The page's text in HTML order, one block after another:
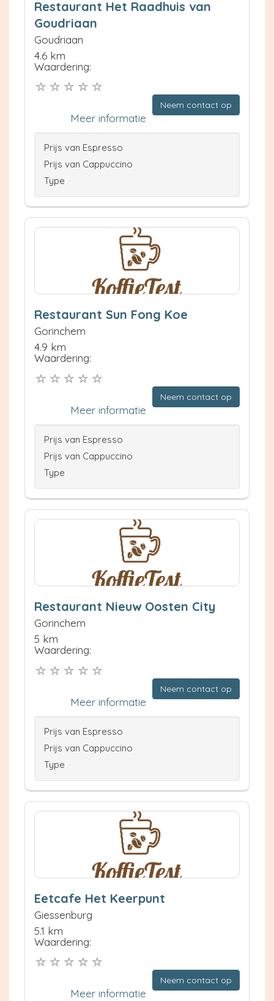
Restaurant Het Raadhuis van
Goudriaan
Goudriaan
4.6 km
Waardering:
Neem contact op
Meer informatie
Prijs van Espresso
Prijs van Cappuccino
Type
Restaurant Sun Fong Koe
Gorinchem
4.9 km
Waardering:
Neem contact op
Meer informatie
Prijs van Espresso
Prijs van Cappuccino
Type
Restaurant Nieuw Oosten City
Gorinchem
5 km
Waardering:
Neem contact op
Meer informatie
Prijs van Espresso
Prijs van Cappuccino
Type
Eetcafe Het Keerpunt
Giessenburg
5.1 km
Waardering:
Neem contact op
Meer informatie